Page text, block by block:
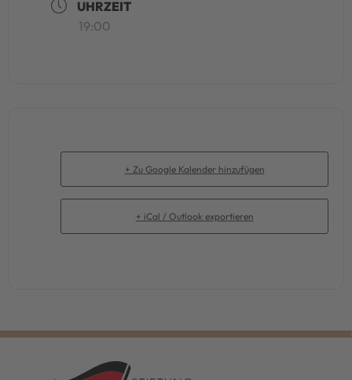
UHRZEIT
19:00
+ Zu Google Kalender hinzufügen
+ iCal / Outlook exportieren